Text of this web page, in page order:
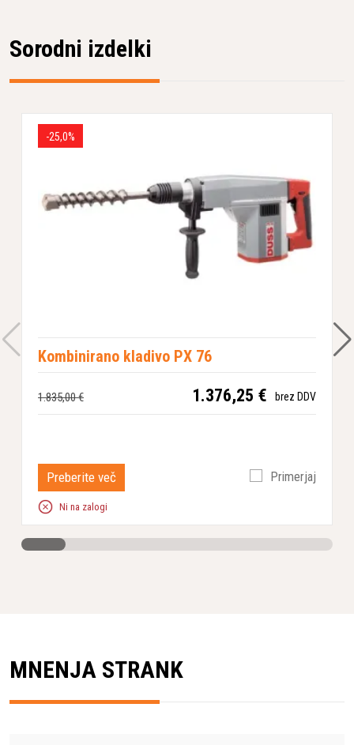
Sorodni izdelki
-25,0%
Kombinirano kladivo PX 76
1.835,00 € 1.376,25 € brez DDV
Preberite več Primerjaj
Ni na zalogi
MNENJA STRANK